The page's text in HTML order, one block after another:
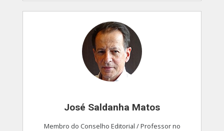
José Saldanha Matos
Membro do Conselho Editorial / Professor no